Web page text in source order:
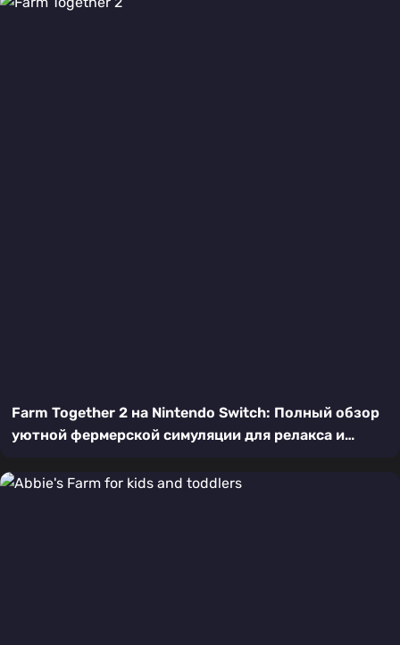
Farm Together 2 на Nintendo Switch: Полный обзор
уютной фермерской симуляции для релакса и